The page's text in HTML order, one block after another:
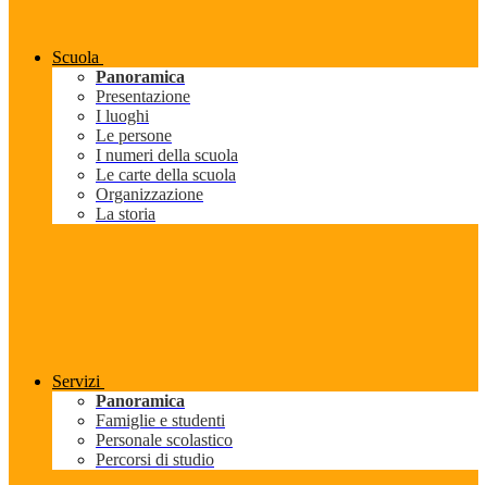
Scuola
Panoramica
Presentazione
I luoghi
Le persone
I numeri della scuola
Le carte della scuola
Organizzazione
La storia
Servizi
Panoramica
Famiglie e studenti
Personale scolastico
Percorsi di studio